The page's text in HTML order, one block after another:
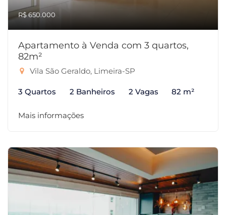
R$ 650.000
Apartamento à Venda com 3 quartos,
82m²
Vila São Geraldo, Limeira-SP
3 Quartos 2 Banheiros 2 Vagas 82 m²
Mais informações